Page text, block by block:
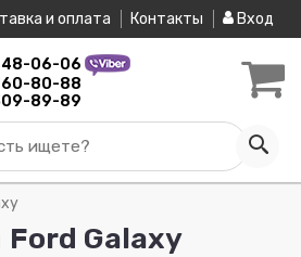
и оплата Контакты Вход
06-06
80-88
89-89
ищете?
Ford Galaxy